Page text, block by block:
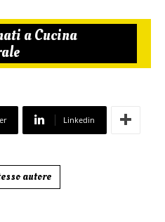
a Cucina
Linkedin
autore